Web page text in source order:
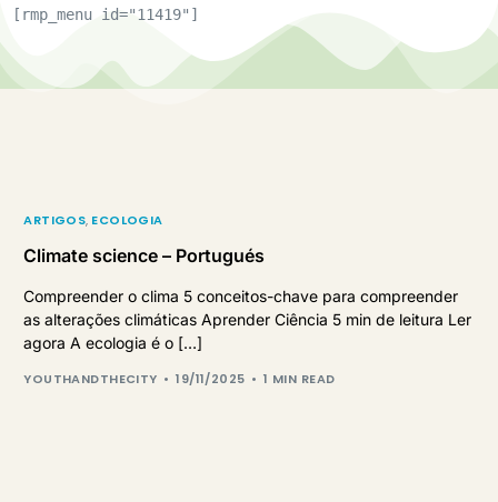
[rmp_menu id="11419"]
ARTIGOS, ECOLOGIA
Climate science – Portugués
Compreender o clima 5 conceitos-chave para compreender
as alterações climáticas Aprender Ciência 5 min de leitura Ler
agora A ecologia é o […]
YOUTHANDTHECITY 19/11/2025 1 MIN READ